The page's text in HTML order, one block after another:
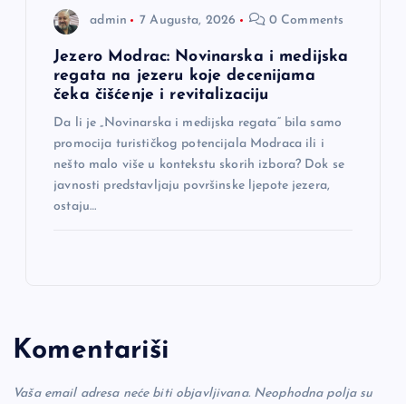
admin 7 Augusta, 2026 0 Comments
Jezero Modrac: Novinarska i medijska
regata na jezeru koje decenijama
čeka čišćenje i revitalizaciju
Da li je „Novinarska i medijska regata“ bila samo
promocija turističkog potencijala Modraca ili i
nešto malo više u kontekstu skorih izbora? Dok se
javnosti predstavljaju površinske ljepote jezera,
ostaju…
Komentariši
Vaša email adresa neće biti objavljivana. Neophodna polja su